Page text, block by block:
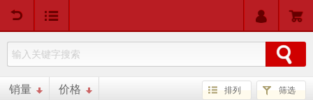
销量 价格 排列 筛选